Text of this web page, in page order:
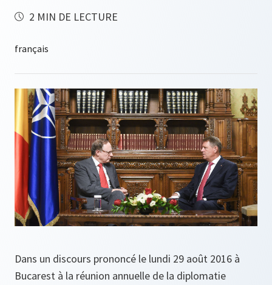
2 MIN DE LECTURE
Dans un discours prononcé le lundi 29 août 2016 à
Bucarest à la réunion annuelle de la diplomatie